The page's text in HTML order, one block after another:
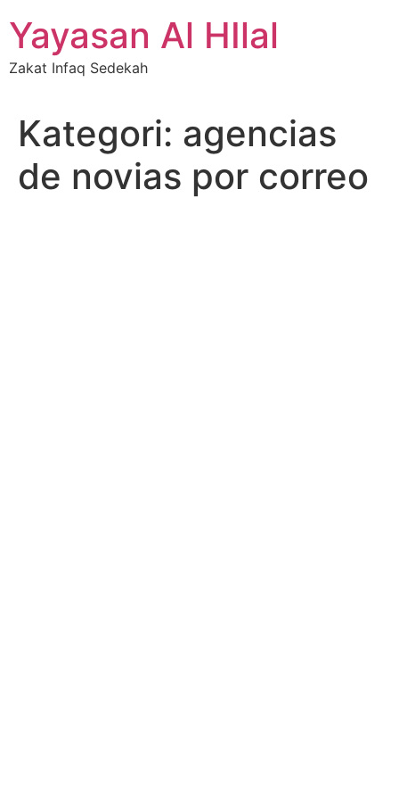
to
content
Yayasan Al HIlal
Zakat Infaq Sedekah
Kategori: agencias
de novias por correo